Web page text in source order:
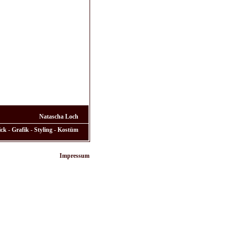
Natascha Loch
- Grafik - Styling - Kostüm
Impressum